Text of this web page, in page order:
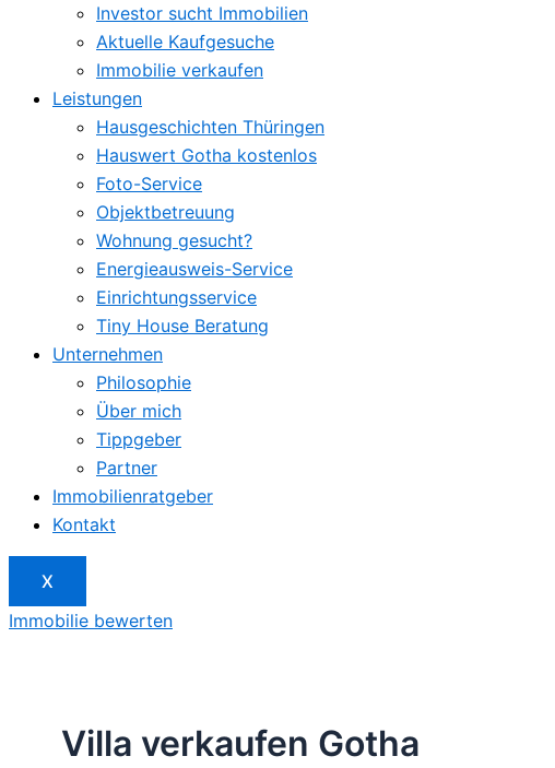
Investor sucht Immobilien
Aktuelle Kaufgesuche
Immobilie verkaufen
Leistungen
Hausgeschichten Thüringen
Hauswert Gotha kostenlos
Foto-Service
Objektbetreuung
Wohnung gesucht?
Energieausweis-Service
Einrichtungsservice
Tiny House Beratung
Unternehmen
Philosophie
Über mich
Tippgeber
Partner
Immobilienratgeber
Kontakt
X
Immobilie bewerten
Villa verkaufen Gotha